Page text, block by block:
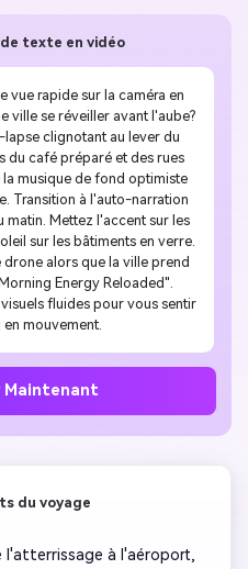
texte en vidéo
vue rapide sur la caméra en
ville se réveiller avant l'aube?
clignotant au lever du
du café préparé et des rues
musique de fond optimiste
Transition à l'auto-narration
matin. Mettez l'accent sur les
sur les bâtiments en verre.
alors que la ville prend
Energy Reloaded".
fluides pour vous sentir
mouvement.
Maintenant
du voyage
l'atterrissage à l'aéroport,